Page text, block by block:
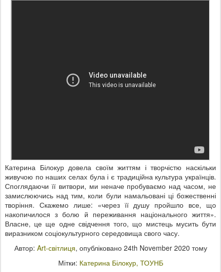
Катерина Білокур довела своїм життям і творчістю наскільки
живучою по наших селах була і є традиційна культура українців.
Споглядаючи її витвори, ми неначе пробуваємо над часом, не
замислюючись над тим, коли були намальовані ці божественні
творіння. Скажемо лише: «через її душу пройшло все, що
накопичилося з болю й переживання національного життя».
Власне, це ще одне свідчення того, що мистець мусить бути
виразником соціокультурного середовища свого часу.
Автор: Art-світлиця, опубліковано 24th November 2020 тому
Мітки: Катерина Білокур ТОУНБ